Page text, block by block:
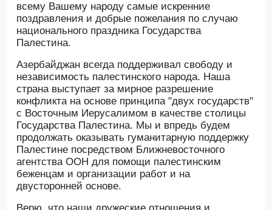
всему Вашему народу самые искренние
поздравления и добрые пожелания по случаю
национального праздника Государства
Палестина.
Азербайджан всегда поддерживал свободу и
независимость палестинского народа. Наша
страна выступает за мирное разрешение
конфликта на основе принципа "двух государств"
с Восточным Иерусалимом в качестве столицы
Государства Палестина. Мы и впредь будем
продолжать оказывать гуманитарную поддержку
Палестине посредством Ближневосточного
агентства ООН для помощи палестинским
беженцам и организации работ и на
двусторонней основе.